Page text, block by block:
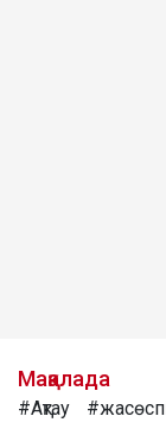
Мақалада
#Ақтау